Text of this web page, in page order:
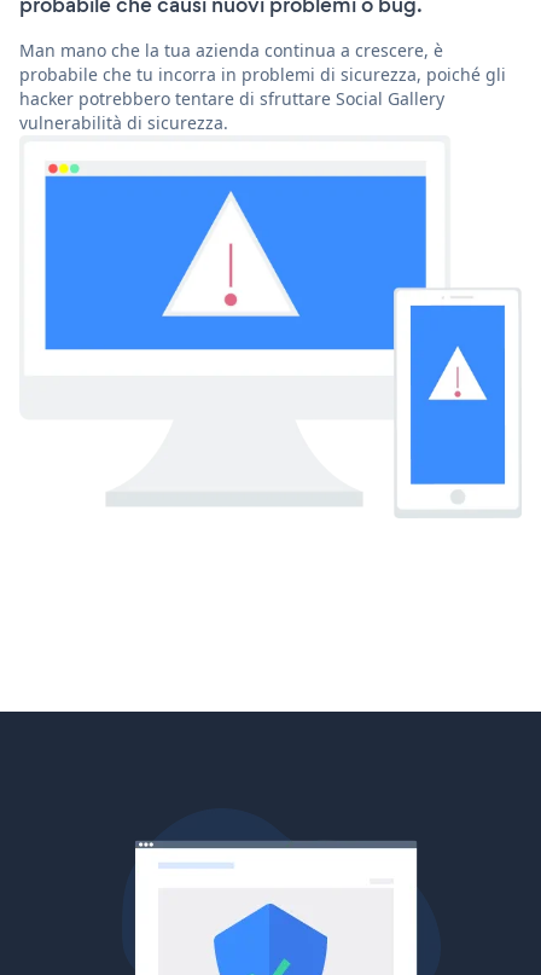
Man mano che la tua azienda continua a crescere, è
probabile che tu incorra in problemi di sicurezza, poiché gli
hacker potrebbero tentare di sfruttare Social Gallery
vulnerabilità di sicurezza.